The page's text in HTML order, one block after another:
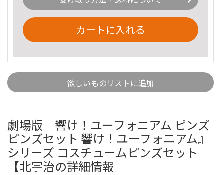
カートに入れる
欲しいものリストに追加
劇場版 響け！ユーフォニアム ピンズ
ピンズセット 響け！ユーフォニアム』
シリーズ コスチュームピンズセット
【北宇治の詳細情報